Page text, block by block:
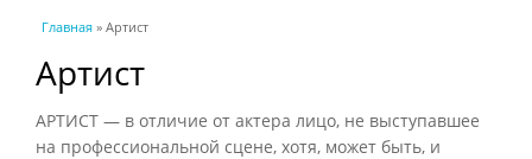
Вы здесь
Главная » Артист
Артист
АРТИСТ — в отличие от актера лицо, не выступавшее
на профессиональной сцене, хотя, может быть, и